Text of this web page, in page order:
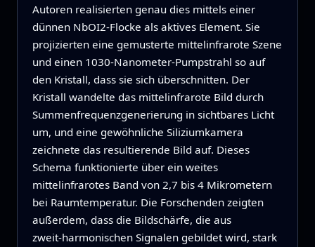
Autoren realisierten genau dies mittels einer
dünnen NbOI2‑Flocke als aktives Element. Sie
projizierten eine gemusterte mittelinfrarote Szene
und einen 1030‑Nanometer‑Pumpstrahl so auf
den Kristall, dass sie sich überschnitten. Der
Kristall wandelte das mittelinfrarote Bild durch
Summenfrequenzgenerierung in sichtbares Licht
um, und eine gewöhnliche Siliziumkamera
zeichnete das resultierende Bild auf. Dieses
Schema funktionierte über ein weites
mittelinfrarotes Band von 2,7 bis 4 Mikrometern
bei Raumtemperatur. Die Forschenden zeigten
außerdem, dass die Bildschärfe, die aus
zweit‑harmonischen Signalen gebildet wird, stark